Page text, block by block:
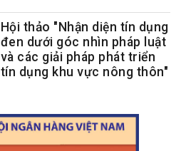
Hội thảo "Nhận diện tín dụng
đen dưới góc nhìn pháp luật
và các giải pháp phát triển
tín dụng khu vực nông thôn"